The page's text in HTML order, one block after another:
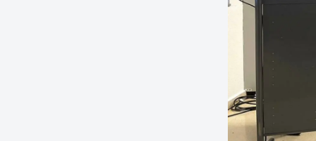
Presiona enter para buscar o ESC para